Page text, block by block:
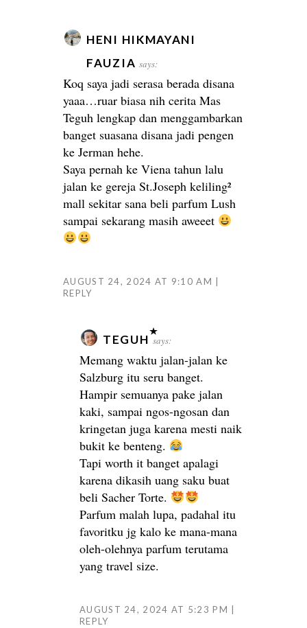
HENI HIKMAYANI
FAUZIA says:
Koq saya jadi serasa berada disana
yaaa…ruar biasa nih cerita Mas
Teguh lengkap dan menggambarkan
banget suasana disana jadi pengen
ke Jerman hehe.
Saya pernah ke Viena tahun lalu
jalan ke gereja St.Joseph keliling²
mall sekitar sana beli parfum Lush
sampai sekarang masih aweeet
AUGUST 24, 2024 AT 9:10 AM
REPLY
TEGUH says:
Memang waktu jalan-jalan ke
Salzburg itu seru banget.
Hampir semuanya pake jalan
kaki, sampai ngos-ngosan dan
kringetan juga karena mesti naik
bukit ke benteng.
Tapi worth it banget apalagi
karena dikasih uang saku buat
beli Sacher Torte.
Parfum malah lupa, padahal itu
favoritku jg kalo ke mana-mana
oleh-olehnya parfum terutama
yang travel size.
AUGUST 24, 2024 AT 5:23 PM
REPLY